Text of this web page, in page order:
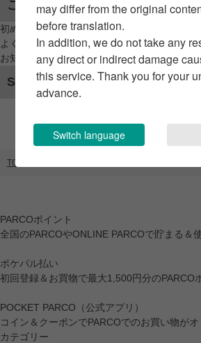
ご利用案内
初めてのお客様へ
よくあるご質問 / お問い合わせ
お知らせ
SNSアカウント
TOP
PARCOポイント
全国のPARCOやONLINE PARCOで貯まる＆
ポケパル払い
初回登録＆お買物で最大1,500円分のPARCO
POCKET PARCO（公式アプリ）
コイン＆クーポンでPARCOでのお買い物がオ
カテゴリー
may differ from the original
before translation.
In addition, we do not take any
any direct or indirect damage
this service. Thank you for your
advance.
Switch language